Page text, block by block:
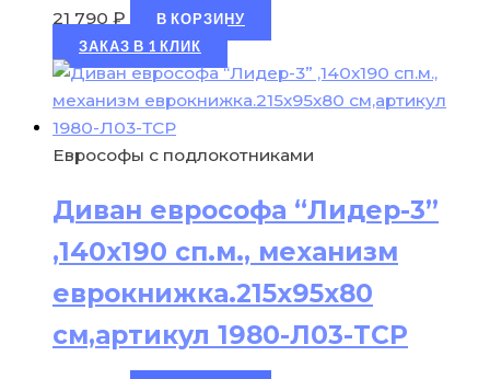
21 790 ₽
В КОРЗИНУ
ЗАКАЗ В 1 КЛИК
Еврософы с подлокотниками
Диван еврософа “Лидер-3”
,140х190 сп.м., механизм
еврокнижка.215х95х80
см,артикул 1980-Л03-ТСР